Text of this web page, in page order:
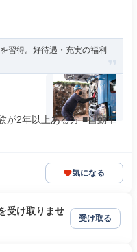
習得。好待遇・充実の福利
が2年以上ある方 ■自動車
気になる
受け取りませ
受け取る